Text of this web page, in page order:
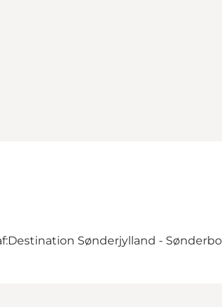
Destination Sønderjylland -